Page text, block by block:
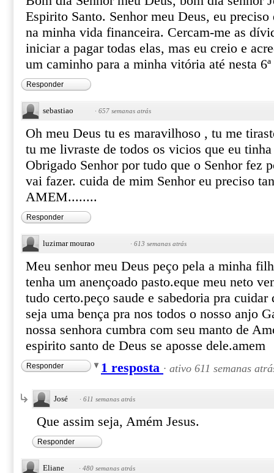
Espirito Santo. Senhor meu Deus, eu
na minha vida financeira. Cercam-me as
iniciar a pagar todas elas, mas eu creio e
um caminho para a minha vitória até nesta
Responder
sebastiao · 657 semanas atrás
Oh meu Deus tu es maravilhoso , tu me
tu me livraste de todos os vicios que eu
Obrigado Senhor por tudo que o Senhor fez
vai fazer. cuida de mim Senhor eu preciso
AMEM........
Responder
luzimar mourao · 613 semanas atrás
Meu senhor meu Deus peço pela a minha
tenha um anençoado pasto.eque meu neto
tudo certo.peço saude e sabedoria pra cuidar
seja uma bença pra nos todos o nosso anjo
nossa senhora cumbra com seu manto de
espirito santo de Deus se aposse dele.amem
Responder 1 resposta · ativo 611 semanas
José · 611 semanas atrás
Que assim seja, Amém Jesus.
Responder
Eliane · 480 semanas atrás